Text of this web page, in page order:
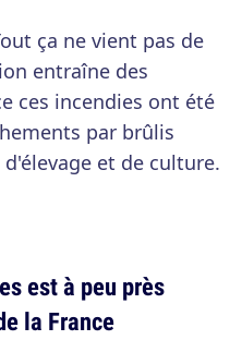
ça ne vient pas de
entraîne des
ces incendies ont été
par brûlis
et de culture.
est à peu près
la France